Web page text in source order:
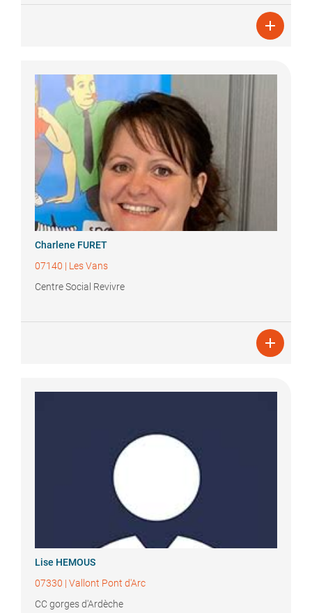

Charlene FURET
07140 | Les Vans
Centre Social Revivre

Lise HEMOUS
07330 | Vallont Pont d'Arc
CC gorges d'Ardèche